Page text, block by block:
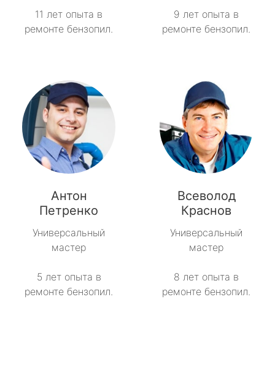
11 лет опыта в
ремонте бензопил.
9 лет опыта в
ремонте бензопил.
Антон
Петренко
Универсальный
мастер
5 лет опыта в
ремонте бензопил.
Всеволод
Краснов
Универсальный
мастер
8 лет опыта в
ремонте бензопил.